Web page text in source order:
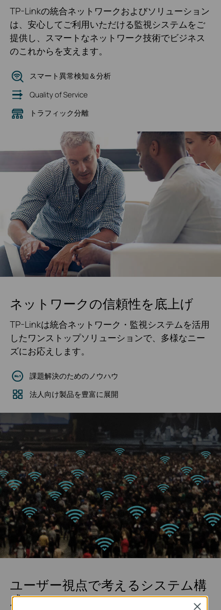
TP-Linkの統合ネットワークおよびソリューション
は、安心してご利用いただける監視システムをご
提供し、スマートなネットワーク技術でビジネス
のこれからを支えます。
スマート異常検知＆分析
Quality of Service
トラフィック分離
ネットワークの信頼性を底上げ
TP-Linkは統合ネットワーク・監視システムを活用
したワンストップソリューションで、多様なニー
ズにお応えします。
課題解決のためのノウハウ
法人向け製品を豊富に展開
ユーザー視点で考えるシステム構
成
Close